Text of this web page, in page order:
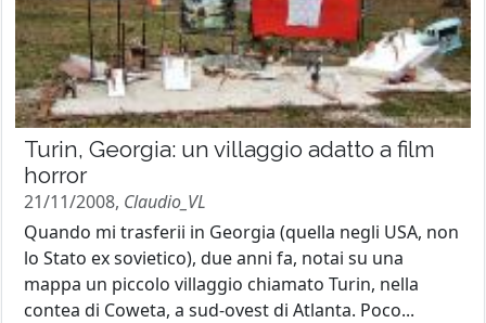
Turin, Georgia: un villaggio adatto a film
horror
21/11/2008, Claudio_VL
Quando mi trasferii in Georgia (quella negli USA, non
lo Stato ex sovietico), due anni fa, notai su una
mappa un piccolo villaggio chiamato Turin, nella
contea di Coweta, a sud-ovest di Atlanta. Poco...